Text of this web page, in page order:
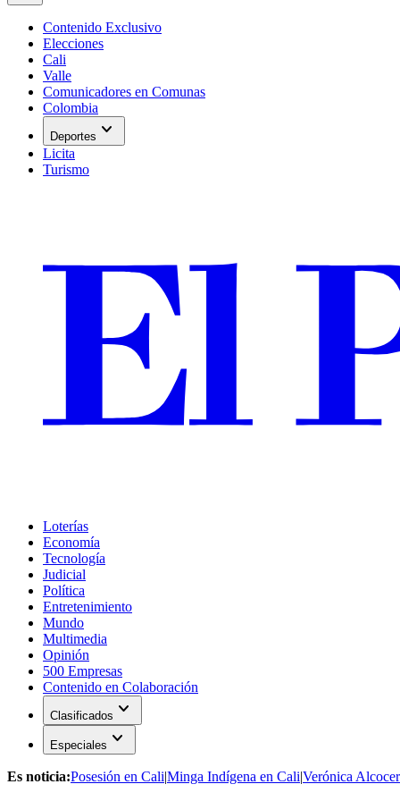
Contenido Exclusivo
Elecciones
Cali
Valle
Comunicadores en Comunas
Colombia
Deportes expand_more
Licita
Turismo
Loterías
Economía
Tecnología
Judicial
Política
Entretenimiento
Mundo
Multimedia
Opinión
500 Empresas
Contenido en Colaboración
Clasificados expand_more
Especiales expand_more
Es noticia:Posesión en Cali|Minga Indígena en Cali|Verónica Alcocer